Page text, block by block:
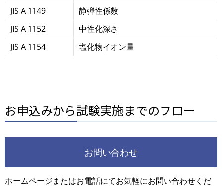
JIS A 1149
静弾性係数
JIS A 1152
中性化深さ
JIS A 1154
塩化物イオン量
お申込みから試験実施までのフロー
お問い合わせ
ホームページまたはお電話にてお気軽にお問い合わせくだ